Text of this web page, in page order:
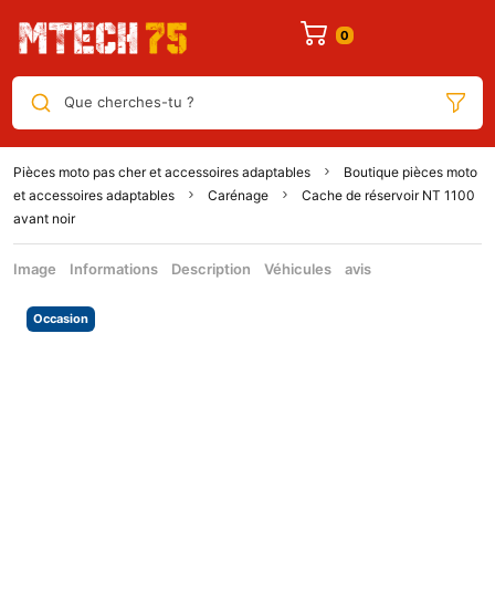
Que cherches-tu ?
Pièces moto pas cher et accessoires adaptables
Boutique pièces moto
et accessoires adaptables
Carénage
Cache de réservoir NT 1100
avant noir
Image Informations Description Véhicules avis
Occasion